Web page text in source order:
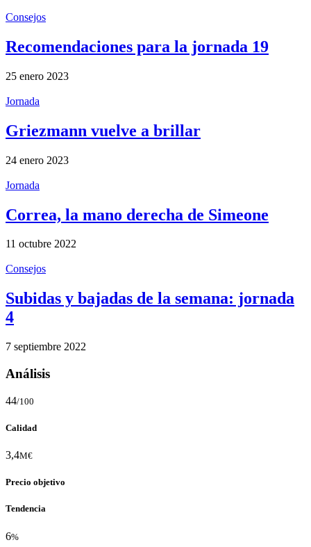
Consejos
Recomendaciones para la jornada 19
25 enero 2023
Jornada
Griezmann vuelve a brillar
24 enero 2023
Jornada
Correa, la mano derecha de Simeone
11 octubre 2022
Consejos
Subidas y bajadas de la semana: jornada
4
7 septiembre 2022
Análisis
44/100
Calidad
3,4M€
Precio objetivo
Tendencia
6%